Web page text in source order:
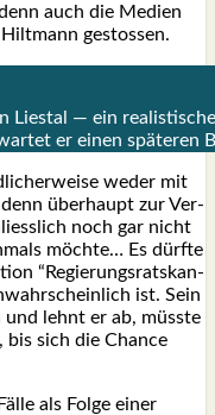
auch die Medi­en
gestos­sen.
Lies­tal — ein
er einen spä­te­ren
weder mit
über­haupt zur Ver­
noch gar nicht
möch­te… Es dürf­te
“Regie­rungs­rats­kan­
ist. Sein
lehnt er ab, müss­te
bis sich die Chan­ce
als Fol­ge einer